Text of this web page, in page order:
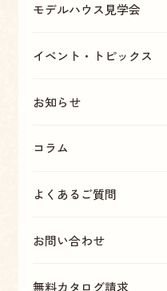
モデルハウス見学会
イベント・トピックス
お知らせ
コラム
よくあるご質問
お問い合わせ
無料カタログ請求